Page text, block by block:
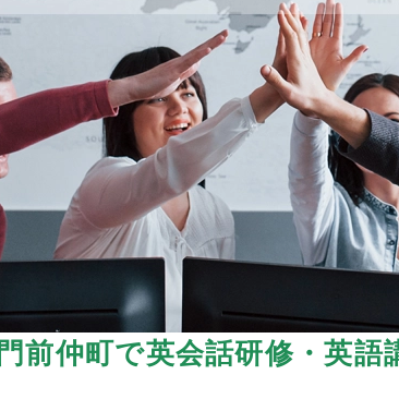
門前仲町で英会話研修・英